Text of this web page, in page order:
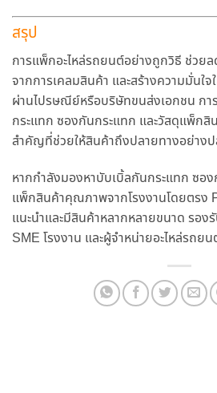
สรุป
การแพ็กอะไหล่รถยนต์อย่างถูกวิธี ช่วย
จากการเคลมสินค้า และสร้างความมั่นใจ
ผ่านไปรษณีย์หรือบริษัทขนส่งเอกชน กา
กระแทก ซองกันกระแทก และวัสดุแพ็ก
สำคัญที่ช่วยให้สินค้าถึงปลายทางอย่าง
หากกำลังมองหาบับเบิ้ลกันกระแทก ซอ
แพ็กสินค้าคุณภาพจากโรงงานโดยตรง
แนะนำและมีสินค้าหลากหลายขนาด รอง
SME โรงงาน และผู้จำหน่ายอะไหล่รถย